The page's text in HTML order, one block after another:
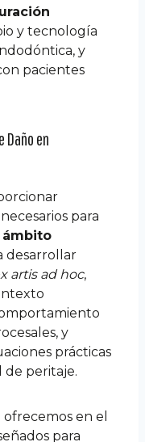
y tecnología
y
pacientes
Daño en
para
desarrollar
artis ad hoc,
y
prácticas
de peritaje.
en el
para